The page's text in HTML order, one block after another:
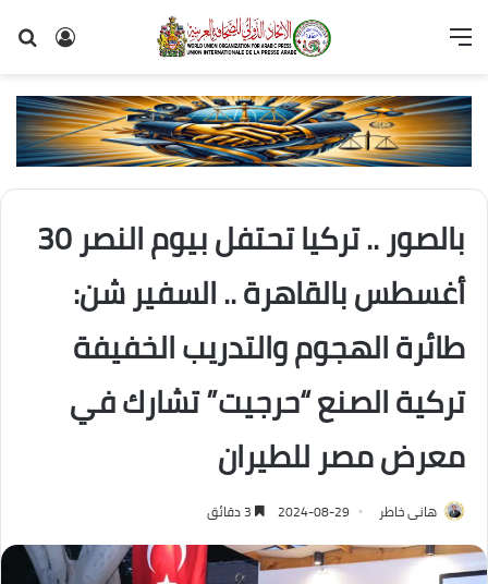
تسجيل
القائمة
بالصور .. تركيا تحتفل بيوم النصر 30
أغسطس بالقاهرة .. السفير شن:
طائرة الهجوم والتدريب الخفيفة
تركية الصنع “حرجيت” تشارك في
معرض مصر للطيران
هانى خاطر 2024-08-29